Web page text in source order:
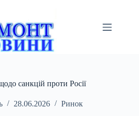
санкцій проти Росії
28.06.2026 Ринок